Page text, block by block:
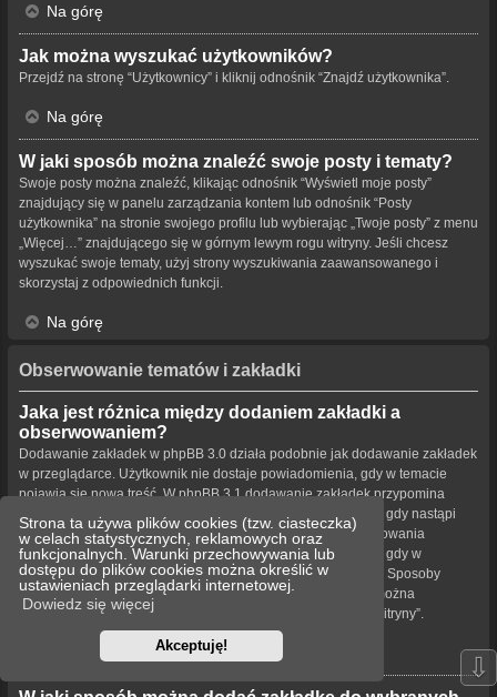
Strona ta używa plików cookies (tzw. ciasteczka)
w celach statystycznych, reklamowych oraz
funkcjonalnych. Warunki przechowywania lub
dostępu do plików cookies można określić w
ustawieniach przeglądarki internetowej.
Dowiedz się więcej
Akceptuję!
Na górę
Jak można wyszukać użytkowników?
Przejdź na stronę “Użytkownicy” i kliknij odnośnik “Znajdź użytkownika”.
Na górę
W jaki sposób można znaleźć swoje posty i tematy?
Swoje posty można znaleźć, klikając odnośnik “Wyświetl moje posty”
znajdujący się w panelu zarządzania kontem lub odnośnik “Posty
użytkownika” na stronie swojego profilu lub wybierając „Twoje posty” z menu
„Więcej…” znajdującego się w górnym lewym rogu witryny. Jeśli chcesz
wyszukać swoje tematy, użyj strony wyszukiwania zaawansowanego i
skorzystaj z odpowiednich funkcji.
Na górę
Obserwowanie tematów i zakładki
Jaka jest różnica między dodaniem zakładki a
obserwowaniem?
Dodawanie zakładek w phpBB 3.0 działa podobnie jak dodawanie zakładek
w przeglądarce. Użytkownik nie dostaje powiadomienia, gdy w temacie
pojawia się nowa treść. W phpBB 3.1 dodawanie zakładek przypomina
obserwowanie tematu. Użytkownik może być powiadamiany, gdy nastąpi
aktualizacja tematu oznaczonego zakładką. Funkcja obserwowania
powiadamia użytkownika – w wybrany przez niego sposób – gdy w
obserwowanym temacie bądź forum pojawiła się nowa treść. Sposoby
powiadamiania dla zakładek i obserwowanych elementów można
konfigurować w panelu użytkownika na karcie „Ustawienia witryny”.
⇩